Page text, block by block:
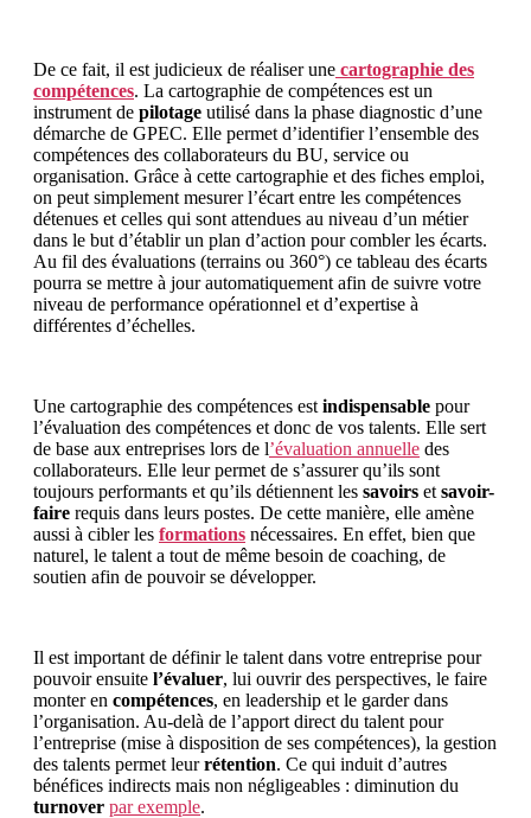
De ce fait, il est judicieux de réaliser une cartographie des
compétences. La cartographie de compétences est un
instrument de pilotage utilisé dans la phase diagnostic d’une
démarche de GPEC. Elle permet d’identifier l’ensemble des
compétences des collaborateurs du BU, service ou
organisation. Grâce à cette cartographie et des fiches emploi,
on peut simplement mesurer l’écart entre les compétences
détenues et celles qui sont attendues au niveau d’un métier
dans le but d’établir un plan d’action pour combler les écarts.
Au fil des évaluations (terrains ou 360°) ce tableau des écarts
pourra se mettre à jour automatiquement afin de suivre votre
niveau de performance opérationnel et d’expertise à
différentes d’échelles.
Une cartographie des compétences est indispensable pour
l’évaluation des compétences et donc de vos talents. Elle sert
de base aux entreprises lors de l’évaluation annuelle des
collaborateurs. Elle leur permet de s’assurer qu’ils sont
toujours performants et qu’ils détiennent les savoirs et savoir-
faire requis dans leurs postes. De cette manière, elle amène
aussi à cibler les formations nécessaires. En effet, bien que
naturel, le talent a tout de même besoin de coaching, de
soutien afin de pouvoir se développer.
Il est important de définir le talent dans votre entreprise pour
pouvoir ensuite l’évaluer, lui ouvrir des perspectives, le faire
monter en compétences, en leadership et le garder dans
l’organisation. Au-delà de l’apport direct du talent pour
l’entreprise (mise à disposition de ses compétences), la gestion
des talents permet leurrétention. Ce qui induit d’autres
bénéfices indirects mais non négligeables : diminution du
turnover par exemple.